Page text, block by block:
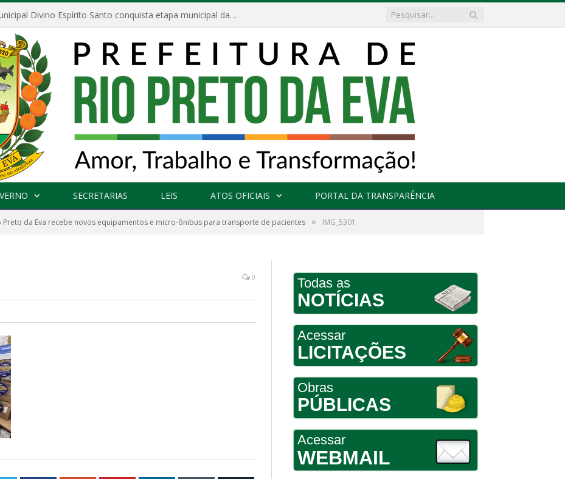
Escola Municipal Divino Espírito Santo conquista etapa municipal da V Feira Amazonense de Matemática
SECRETARIAS LEIS ATOS OFICIAIS PORTAL DA TRANSPARÊNCIA
Preto da Eva recebe novos equipamentos e micro-ônibus para transporte de pacientes » IMG_5301
0 Todas as
NOTÍCIAS
Acessar
LICITAÇÕES
Obras
PÚBLICAS
Acessar
WEBMAIL